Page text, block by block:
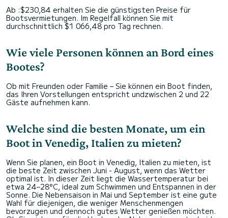
Ab :$230,84 erhalten Sie die günstigsten Preise für
Bootsvermietungen. Im Regelfall können Sie mit
durchschnittlich $1 066,48 pro Tag rechnen.
Wie viele Personen können an Bord eines
Bootes?
Ob mit Freunden oder Familie – Sie können ein Boot finden,
das Ihren Vorstellungen entspricht undzwischen 2 und 22
Gäste aufnehmen kann.
Welche sind die besten Monate, um ein
Boot in Venedig, Italien zu mieten?
Wenn Sie planen, ein Boot in Venedig, Italien zu mieten, ist
die beste Zeit zwischen Juni - August, wenn das Wetter
optimal ist. In dieser Zeit liegt die Wassertemperatur bei
etwa 24–28°C, ideal zum Schwimmen und Entspannen in der
Sonne. Die Nebensaison in Mai und September ist eine gute
Wahl für diejenigen, die weniger Menschenmengen
bevorzugen und dennoch gutes Wetter genießen möchten.